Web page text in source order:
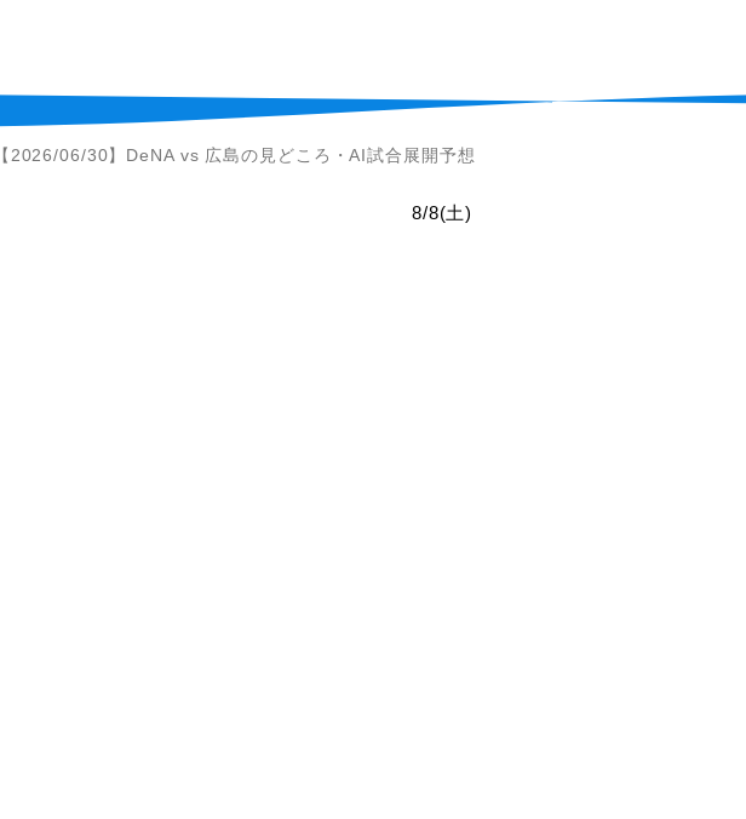
【2026/06/30】DeNA vs 広島の見どころ・AI試合展開予想
8/8(土)